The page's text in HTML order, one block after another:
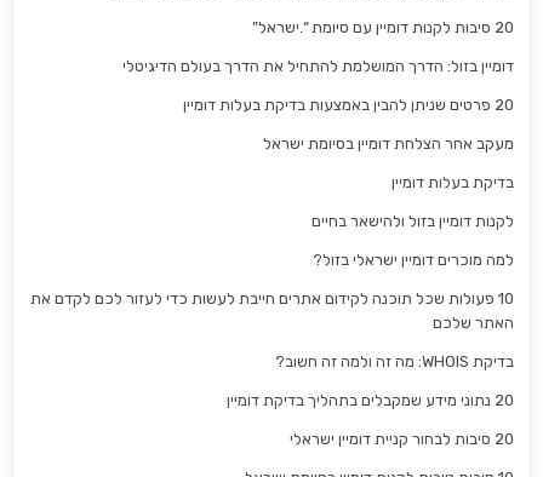
20 סיבות לקנות דומיין עם סיומת “.ישראל”
דומיין בזול: הדרך המושלמת להתחיל את הדרך בעולם הדיגיטלי
20 פרטים שניתן להבין באמצעות בדיקת בעלות דומיין
מעקב אחר הצלחת דומיין בסיומת ישראל
בדיקת בעלות דומיין
לקנות דומיין בזול ולהישאר בחיים
למה מוכרים דומיין ישראלי בזול?
10 פעולות שכל תוכנה לקידום אתרים חייבת לעשות כדי לעזור לכם לקדם את
האתר שלכם
בדיקת WHOIS: מה זה ולמה זה חשוב?
20 נתוני מידע שמקבלים בתהליך בדיקת דומיין
20 סיבות לבחור קניית דומיין ישראלי